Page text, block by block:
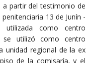
a partir del testimonio de
13 de Junín -
como centro
se utilizó como centro
unidad regional de la ex
de la comisaría, y el